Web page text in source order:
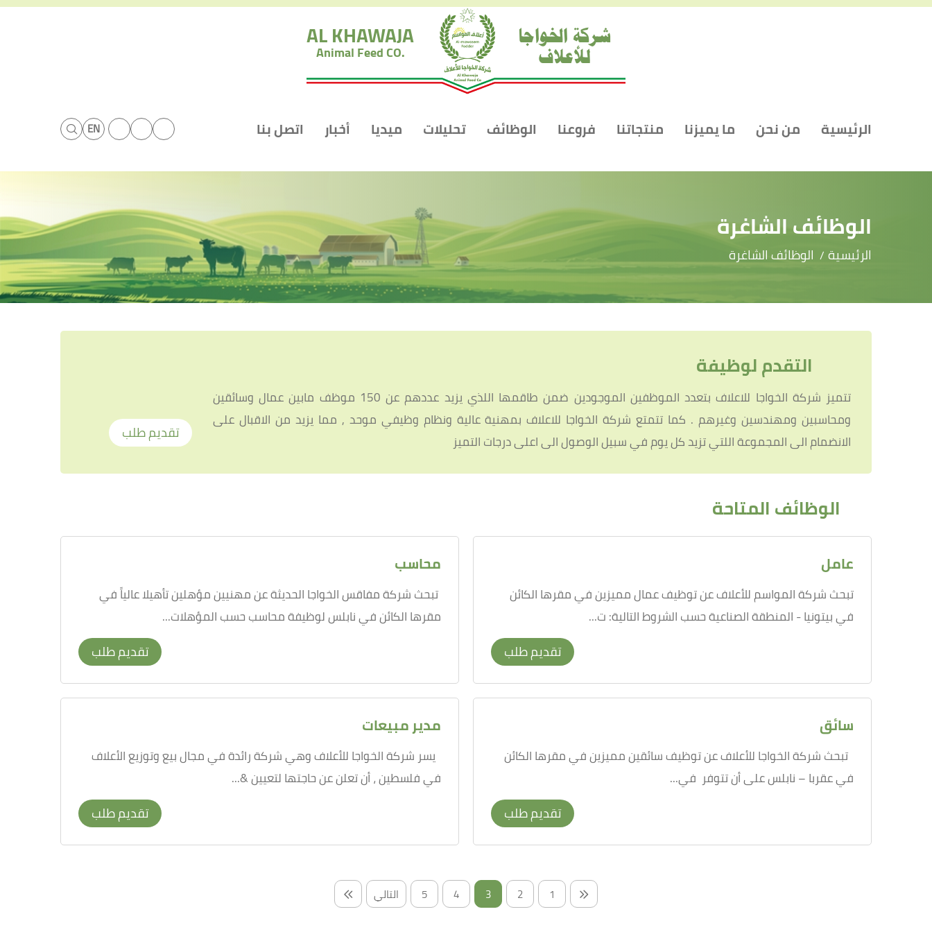
شركة الخواجا
للأعلاف
AL KHAWAJA
Animal Feed CO.
الرئيسية من نحن ما يميزنا منتجاتنا فروعنا الوظائف تحليلات ميديا أخبار اتصل بنا EN
الوظائف الشاغرة
الرئيسية الوظائف الشاغرة
التقدم لوظيفة
تتميز شركة الخواجا للاعلاف بتعدد الموظفين الموجودين ضمن طاقمها اللذي يزيد عددهم عن 150 موظف مابين عمال وسائقين
ومحاسبين ومهندسين وغيرهم . كما تتمتع شركة الخواجا للاعلاف بمهنية عالية ونظام وظيفي موحد , مما يزيد من الاقبال على
الانضمام الى المجموعة اللتي تزيد كل يوم في سبيل الوصول الى اعلى درجات التميز
تقديم طلب
الوظائف المتاحة
عامل
تبحث شركة المواسم للأعلاف عن توظيف عمال مميزين في مقرها الكائن
في بيتونيا - المنطقة الصناعية حسب الشروط التالية: ت...
تقديم طلب
محاسب
تبحث شركة مفاقس الخواجا الحديثة عن مهنيين مؤهلين تأهيلا عالياً في
مقرها الكائن في نابلس لوظيفة محاسب حسب المؤهلات...
تقديم طلب
سائق
تبحث شركة الخواجا للأعلاف عن توظيف سائقين مميزين في مقرها الكائن
في عقربا – نابلس على أن تتوفر في...
تقديم طلب
مدير مبيعات
يسر شركة الخواجا للأعلاف وهي شركة رائدة في مجال بيع وتوزيع الأعلاف
في فلسطين ، أن تعلن عن حاجتها لتعيين &...
تقديم طلب
1
2
3
4
5 التالي